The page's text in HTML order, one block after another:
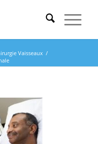
Vaisseaux /